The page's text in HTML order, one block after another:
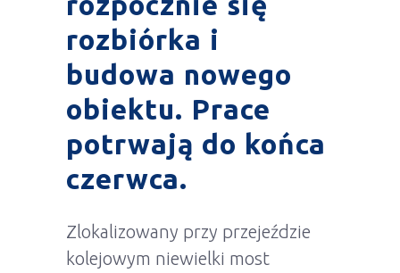
rozbiórka i
budowa nowego
obiektu. Prace
potrwają do końca
czerwca.
Zlokalizowany przy przejeździe
kolejowym niewielki most